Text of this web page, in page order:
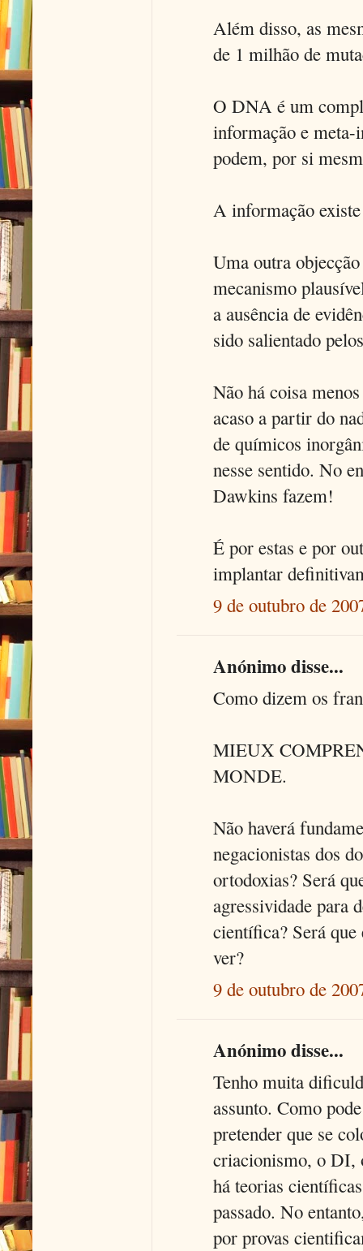
Além disso, as
de 1 milhão de
O DNA é um
informação e meta-
podem, por si
A informação
Uma outra
mecanismo
a ausência de
sido salientado
Não há coisa
acaso a partir do
de químicos
nesse sentido. No
Dawkins fazem!
É por estas e por
implantar
9 de outubro de
Anónimo disse...
Como dizem os
MIEUX
MONDE.
Não haverá
negacionistas dos
ortodoxias? Será
agressividade para
científica? Será
ver?
9 de outubro de
Anónimo disse...
Tenho muita
assunto. Como
pretender que se
criacionismo, o DI,
há teorias
passado. No
por provas